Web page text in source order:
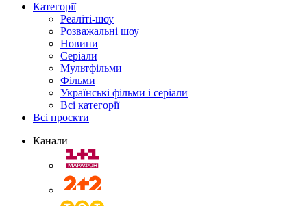
Категорії
Реаліті-шоу
Розважальні шоу
Новини
Серіали
Мультфільми
Фільми
Українські фільми і серіали
Всі категорії
Всі проєкти
Канали